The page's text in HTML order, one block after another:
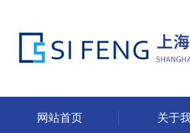
网站首页 关于